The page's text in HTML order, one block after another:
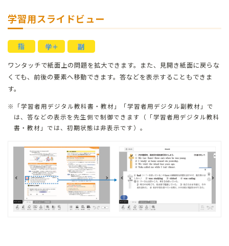
学習用スライドビュー
ワンタッチで紙面上の問題を拡大できます。また、見開き紙面に戻らな
くても、前後の要素へ移動できます。 答などを表示することもできま
す。
「学習者用デジタル教科書・教材」「学習者用デジタル副教材」で
は、答などの表示を先生側で制御できます（「学習者用デジタル教科
書・教材」では、初期状態は非表示です）。